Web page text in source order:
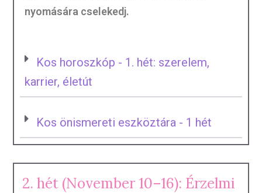
nyomására cselekedj.
Kos horoszkóp - 1. hét: szerelem,
karrier, életút
Kos önismereti eszköztára - 1 hét
2. hét (November 10–16): Érzelmi